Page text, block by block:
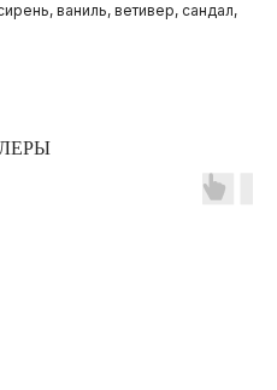
ваниль, ветивер, сандал,